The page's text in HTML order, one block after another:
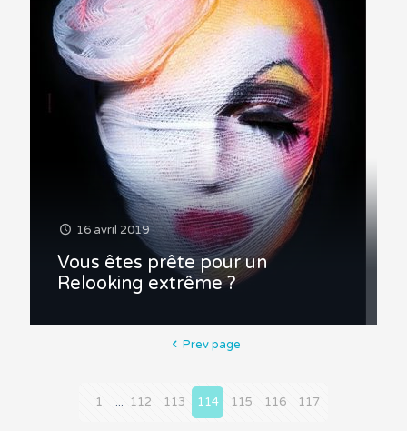
16 avril 2019
Vous êtes prête pour un
Relooking extrême ?
Prev page
1 ... 112 113 114 115 116 117